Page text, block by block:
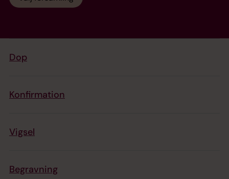
Dop
Konfirmation
Vigsel
Begravning